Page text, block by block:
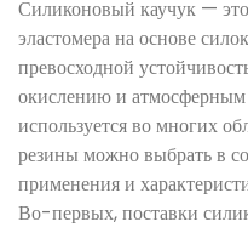
Силиконовый каучук —
эластомера на основе
превосходной
окислению и
используется во многих
резины можно выбрать в
применения и
Во-первых, поставки